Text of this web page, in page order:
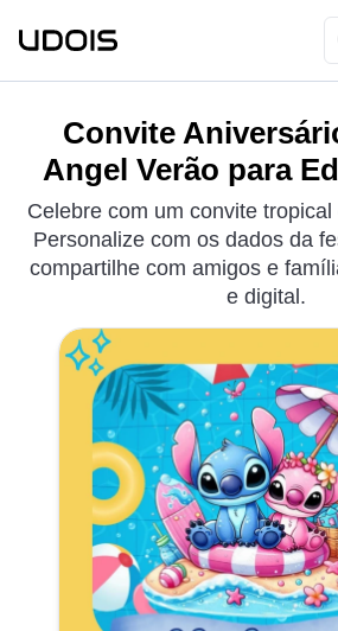
Convite
Angel Verão para
Celebre com um convite
Personalize com os dados da
compartilhe com amigos e
e digital.